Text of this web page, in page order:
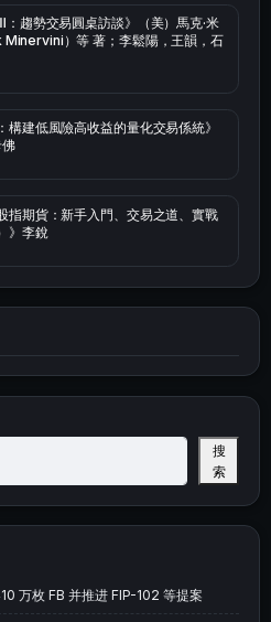
：趨勢交易圓桌訪談》（美）馬克·米
Minervini）等 著；李鬆陽，王韻，石
構建低風險高收益的量化交易係統》
指期貨：新手入門、交易之道、實戰
》李銳
搜
索
万枚 FB 并推进 FIP-102 等提案